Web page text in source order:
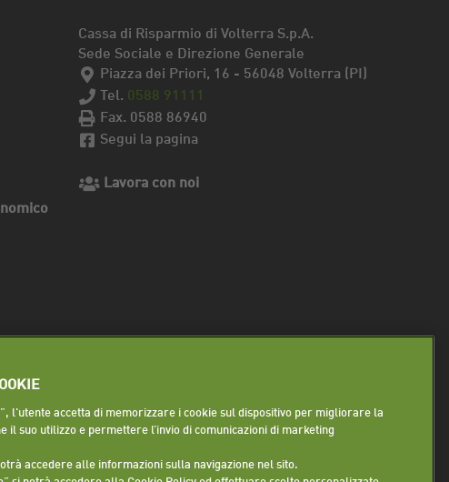
Cassa di Risparmio di Volterra S.p.A.
Sede Sociale e Direzione Generale
Piazza dei Priori, 16 - 56048 Volterra (PI)
Tel. 0588 91111
Fax. 0588 86940
Segui la pagina
Lavora con noi
l'utente accetta di memorizzare i cookie sul dispositivo per migliorare la
il suo utilizzo e permettere l’invio di comunicazioni di marketing
accedere alle informazioni sulla navigazione nel sito.